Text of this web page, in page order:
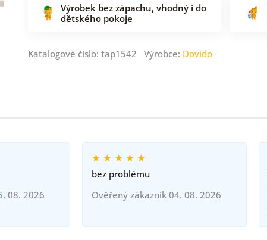
Výrobek bez zápachu, vhodný i do
dětského pokoje
Katalogové číslo: tap1542 Výrobce: Dovido
08. 2026
bez problému
Ověřený zákazník 04. 08. 2026